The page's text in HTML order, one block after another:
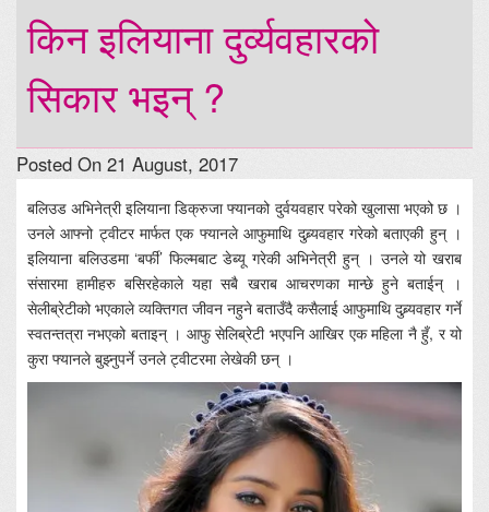
किन इलियाना दुर्व्यवहारको
सिकार भइन् ?
Posted On 21 August, 2017
बलिउड अभिनेत्री इलियाना डिक्रुजा फ्यानको दुर्वयवहार परेको खुलासा भएको छ ।
उनले आफ्नो ट्वीटर मार्फत एक फ्यानले आफुमाथि दुब्र्यवहार गरेको बताएकी हुन् ।
इलियाना बलिउडमा ‘बर्फी’ फिल्मबाट डेब्यू गरेकी अभिनेत्री हुन् । उनले यो खराब
संसारमा हामीहरु बसिरहेकाले यहा सबै खराब आचरणका मान्छे हुने बताईन् ।
सेलीब्रेटीको भएकाले व्यक्तिगत जीवन नहुने बताउँदै कसैलाई आफुमाथि दुब्र्यवहार गर्ने
स्वतन्तत्रा नभएको बताइन् । आफु सेलिब्रेटी भएपनि आखिर एक महिला नै हुँ, र यो
कुरा फ्यानले बुझ्नुपर्ने उनले ट्वीटरमा लेखेकी छन् ।